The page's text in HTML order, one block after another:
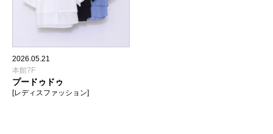
2026.05.21
本館7F
プードゥドゥ
[レディスファッション]